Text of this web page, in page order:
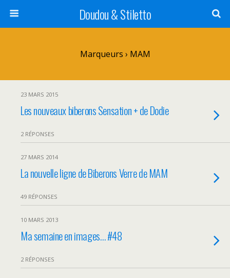
Doudou & Stiletto
Marqueurs › MAM
23 MARS 2015
Les nouveaux biberons Sensation + de Dodie
2 RÉPONSES
27 MARS 2014
La nouvelle ligne de Biberons Verre de MAM
49 RÉPONSES
10 MARS 2013
Ma semaine en images… #48
2 RÉPONSES